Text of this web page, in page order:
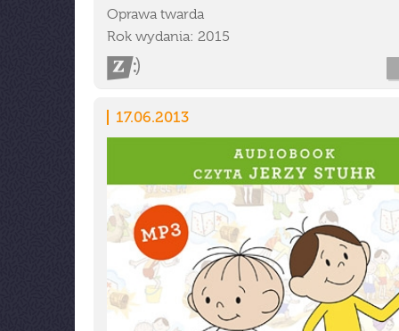
Oprawa twarda
Rok wydania: 2015
17.06.2013